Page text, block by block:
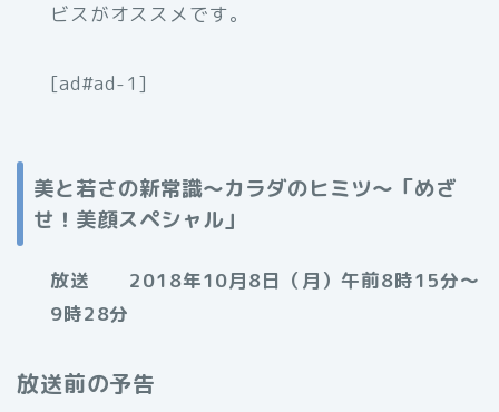
ビスがオススメです。
[ad#ad-1]
美と若さの新常識～カラダのヒミツ～「めざ
せ！美顔スペシャル」
放送 2018年10月8日（月）午前8時15分～
9時28分
放送前の予告